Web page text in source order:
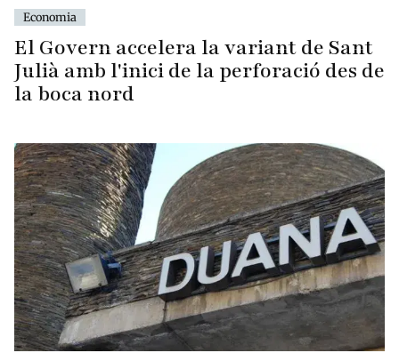
Economia
El Govern accelera la variant de Sant
Julià amb l'inici de la perforació des de
la boca nord